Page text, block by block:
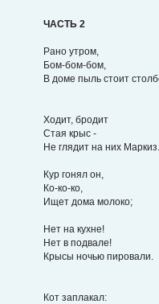
ЧАСТЬ 2
Рано утром,
Бом-бом-бом,
В доме пыль стоит
Ходит, бродит
Стая крыс -
Не глядит на них Маркиз.
Кур гонял он,
Ко-ко-ко,
Ищет дома молоко;
Нет на кухне!
Нет в подвале!
Крысы ночью пировали.
Кот заплакал: